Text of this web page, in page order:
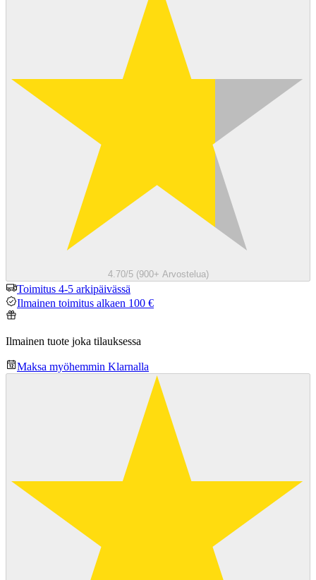
4.70/5 (900+ Arvostelua)
Toimitus 4-5 arkipäivässä
Ilmainen toimitus alkaen 100 €
Ilmainen tuote joka tilauksessa
Maksa myöhemmin Klarnalla